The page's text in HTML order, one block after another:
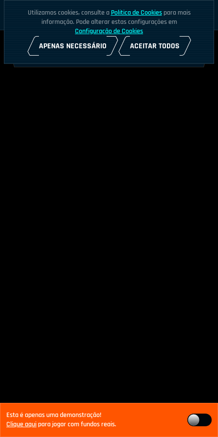
Esta é apenas uma demonstração!
Clique aquipara jogar com fundos reais.
Utilizamos cookies, consulte a Política de Cookiespara mais
informação. Pode alterar estas configurações em
Configuração de Cookies
APENAS NECESSÁRIO ACEITAR TODOS